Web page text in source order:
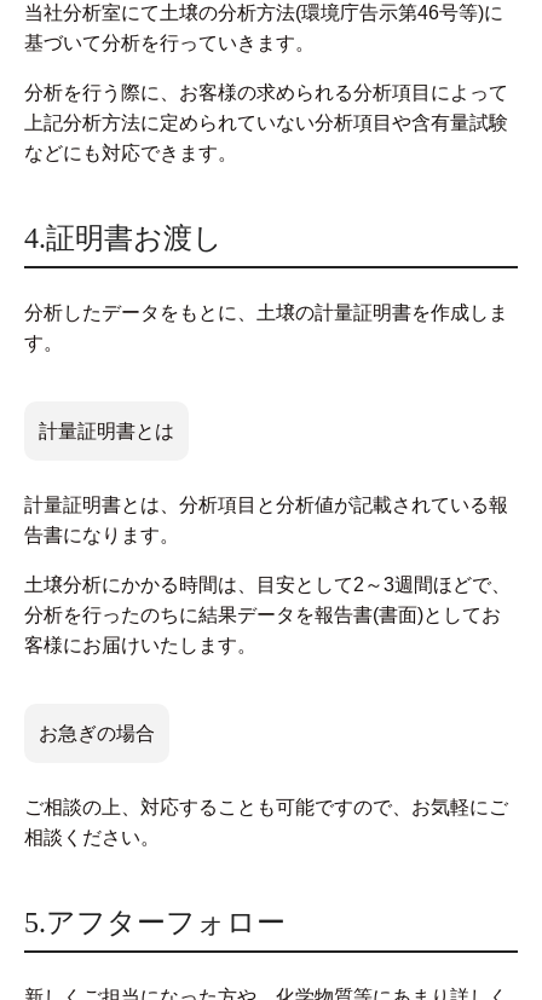
当社分析室にて土壌の分析方法(環境庁告示第46号等)に
基づいて分析を行っていきます。
分析を行う際に、お客様の求められる分析項目によって
上記分析方法に定められていない分析項目や含有量試験
などにも対応できます。
4.証明書お渡し
分析したデータをもとに、土壌の計量証明書を作成しま
す。
計量証明書とは
計量証明書とは、分析項目と分析値が記載されている報
告書になります。
土壌分析にかかる時間は、目安として2～3週間ほどで、
分析を行ったのちに結果データを報告書(書面)としてお
客様にお届けいたします。
お急ぎの場合
ご相談の上、対応することも可能ですので、お気軽にご
相談ください。
5.アフターフォロー